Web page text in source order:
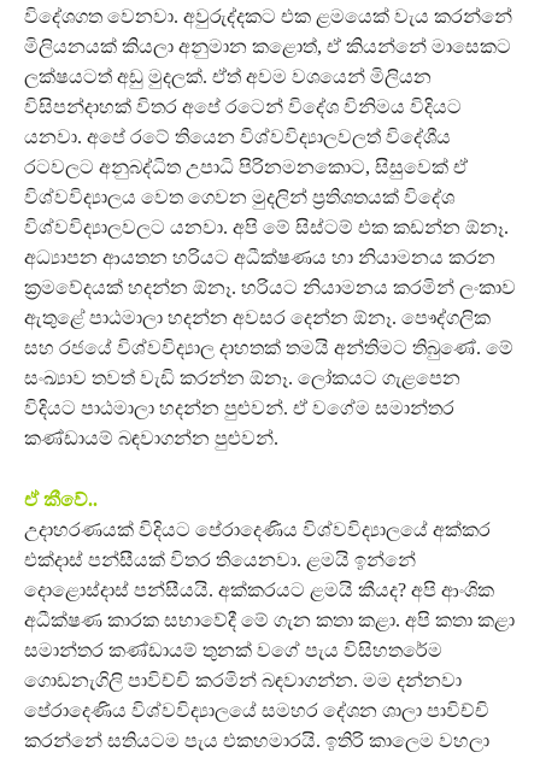
විදේශගත වෙනවා. අවුරුද්දකට එක ළමයෙක් වැය කරන්නේ
මිලියනයක් කියලා අනුමාන කළොත්, ඒ කියන්නේ මාසෙකට
ලක්ෂයටත් අඩු මුදලක්. ඒත් අවම වශයෙන් මිලියන
විසිපන්දාහක් විතර අපේ රටෙන් විදේශ විනිමය විදියට
යනවා. අපේ රටේ තියෙන විශ්වවිද්‍යාලවලත් විදේශීය
රටවලට අනුබද්ධිත උපාධි පිරිනමනකොට, සිසුවෙක් ඒ
විශ්වවිද්‍යාලය වෙත ගෙවන මුදලින් ප්‍රතිශතයක් විදේශ
විශ්වවිද්‍යාලවලට යනවා. අපි මේ සිස්ටම් එක කඩන්න ඕනෑ.
අධ්‍යාපන ආයතන හරියට අධීක්ෂණය හා නියාමනය කරන
ක්‍රමවේදයක් හදන්න ඕනෑ. හරියට නියාමනය කරමින් ලංකාව
ඇතුළේ පාඨමාලා හදන්න අවසර දෙන්න ඕනෑ. පෞද්ගලික
සහ රජයේ විශ්වවිද්‍යාල දාහතක් තමයි අන්තිමට තිබුණේ. මේ
සංඛ්‍යාව තවත් වැඩි කරන්න ඕනෑ. ලෝකයට ගැළපෙන
විදියට පාඨමාලා හදන්න පුළුවන්. ඒ වගේම සමාන්තර
කණ්ඩායම් බඳවාගන්න පුළුවන්.
ඒ කීවේ..
උදාහරණයක් විදියට පේරාදෙණිය විශ්වවිද්‍යාලයේ අක්කර
එක්දාස් පන්සීයක් විතර තියෙනවා. ළමයි ඉන්නේ
දොළොස්දාස් පන්සීයයි. අක්කරයට ළමයි කීයද? අපි ආංශික
අධීක්ෂණ කාරක සභාවේදී මේ ගැන කතා කළා. අපි කතා කළා
සමාන්තර කණ්ඩායම් තුනක් වගේ පැය විසිහතරේම
ගොඩනැගිලි පාවිච්චි කරමින් බඳවාගන්න. මම දන්නවා
පේරාදෙණිය විශ්වවිද්‍යාලයේ සමහර දේශන ශාලා පාවිච්චි
කරන්නේ සතියටම පැය එකහමාරයි. ඉතිරි කාලෙම වහලා